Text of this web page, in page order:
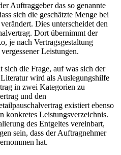
Auftraggeber das so genannte
sich die geschätzte Menge bei
Dies unterscheidet den
Dort übernimmt der
je nach Vertragsgestaltung
Leistungen.
sich die Frage, auf was sich der
wird als Auslegungshilfe
in zwei Kategorien zu
und den
existiert ebenso
konkretes Leistungsverzeichnis.
des Entgeltes vereinbart,
sein, dass der Auftragnehmer
hat.